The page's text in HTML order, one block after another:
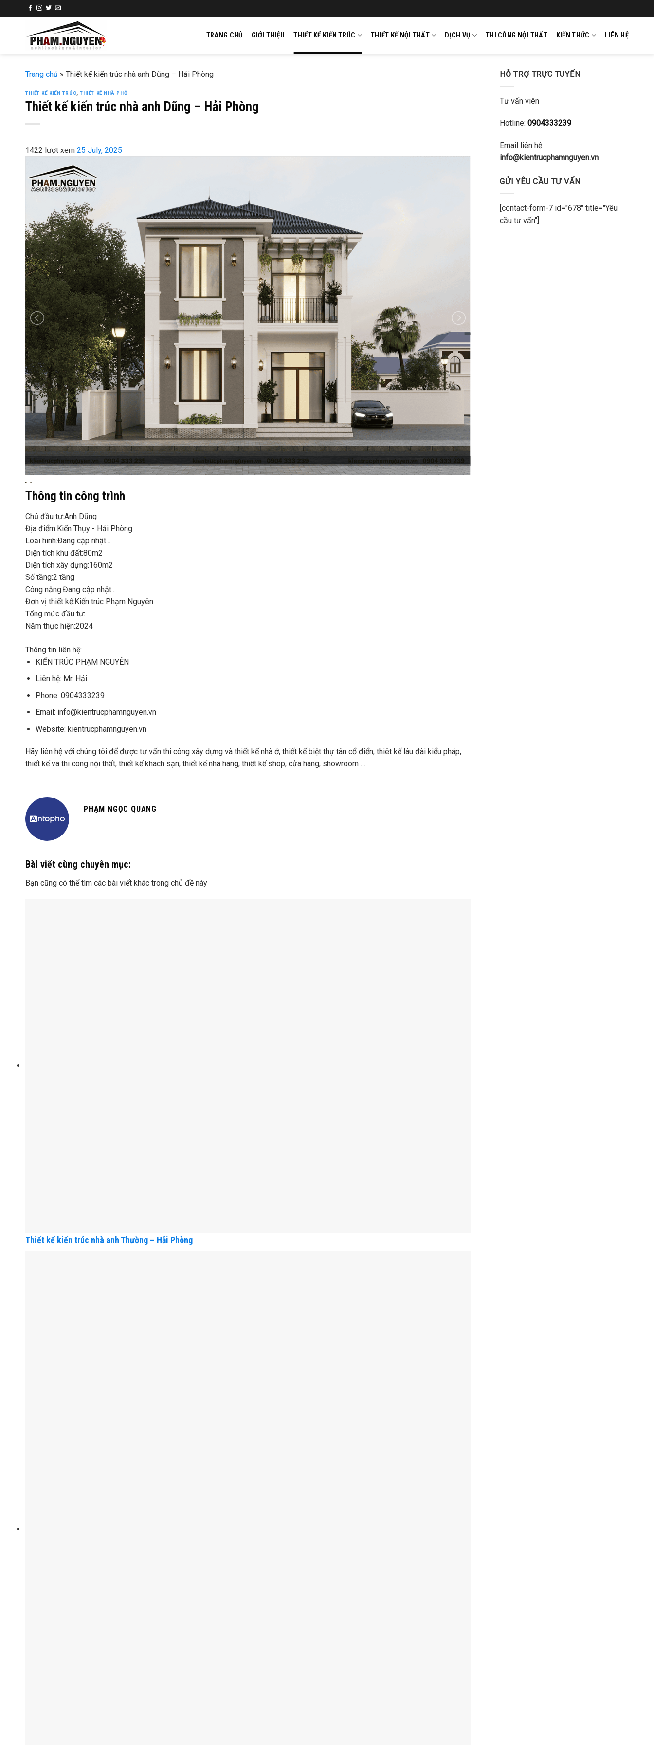
to
TRANG CHỦ GIỚI THIỆU THIẾT KẾ KIẾN TRÚC THIẾT KẾ NỘI THẤT DỊCH VỤ THI CÔNG NỘI THẤT KIẾN THỨC LIÊN HỆ
Trang chủ » Thiết kế kiến trúc nhà anh Dũng – Hải Phòng
THIẾT KẾ KIẾN TRÚC,THIẾT KẾ NHÀ PHỐ
Thiết kế kiến trúc nhà anh Dũng – Hải Phòng
1422 lượt xem 25 July, 2025
Thông tin công trình
Chủ đầu tư:Anh Dũng
Địa điểm:Kiến Thụy - Hải Phòng
Loại hình:Đang cập nhật...
Diện tích khu đất:80m2
Diện tích xây dựng:160m2
Số tầng:2 tầng
Công năng:Đang cập nhật...
Đơn vị thiết kế:Kiến trúc Phạm Nguyên
Tổng mức đầu tư:
Năm thực hiện:2024
Thông tin liên hệ:
KIẾN TRÚC PHẠM NGUYÊN
Liên hệ: Mr. Hải
Phone: 0904333239
Email: info@kientrucphamnguyen.vn
Website: kientrucphamnguyen.vn
Hãy liên hệ với chúng tôi để được tư vấn thi công xây dựng và thiết kế nhà ở, thiết kế biệt thự tân cổ điển, thiêt kế lâu đài kiểu pháp,
thiết kế và thi công nội thất, thiết kế khách sạn, thiết kế nhà hàng, thiết kế shop, cửa hàng, showroom …
PHẠM NGỌC QUANG
Bài viết cùng chuyên mục:
Bạn cũng có thể tìm các bài viết khác trong chủ đề này
Thiết kế kiến trúc nhà anh Thường – Hải Phòng
HỖ TRỢ TRỰC TUYẾN
Tư vấn viên
Hotline: 0904333239
Email liên hệ:
info@kientrucphamnguyen.vn
GỬI YÊU CẦU TƯ VẤN
[contact-form-7 id="678" title="Yêu
cầu tư vấn"]